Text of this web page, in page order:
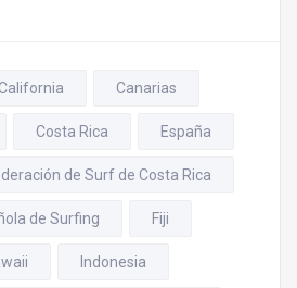
Canarias
Costa Rica España
de Surf de Costa Rica
de Surfing Fiji
Indonesia